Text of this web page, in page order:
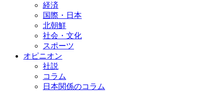
経済
国際・日本
北朝鮮
社会・文化
スポーツ
オピニオン
社説
コラム
日本関係のコラム